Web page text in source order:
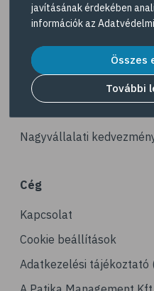
# ásványi anyagok
# ízületi fájdalom
# ízületek
# csontok
# porckopás
# csonttörés
# mozgásszervi
# köszvény
# ínhüvelygyulladás
# tél
Navigáció
Dermokozmetikumok
Gyöngy Patika Magazin
Nagyvállalati
Cég
Kapcsolat
Cookie beállítások
Adatkezelési tájékoztató
javításának érdekében
információk az
Összes
További